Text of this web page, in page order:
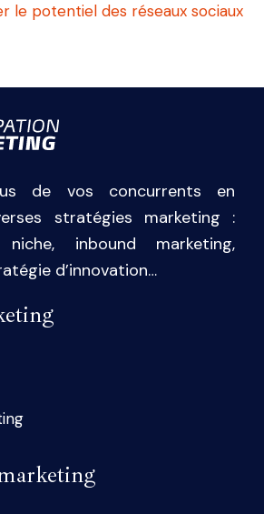
le potentiel des réseaux sociaux
de vos concurrents en
stratégies marketing :
inbound marketing,
d’innovation…